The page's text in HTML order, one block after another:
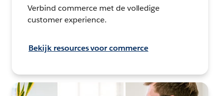
Verbind commerce met de volledige
customer experience.
Bekijk resources voor commerce